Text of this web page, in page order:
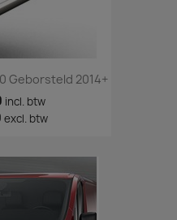
Geborsteld 2014+
incl. btw
excl. btw